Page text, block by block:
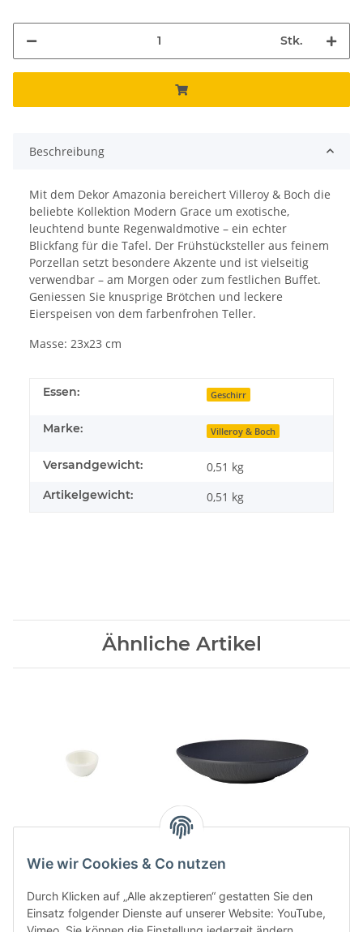
Stk.
Beschreibung
Mit dem Dekor Amazonia bereichert Villeroy & Boch die
beliebte Kollektion Modern Grace um exotische,
leuchtend bunte Regenwaldmotive – ein echter
Blickfang für die Tafel. Der Frühstücksteller aus feinem
Porzellan setzt besondere Akzente und ist vielseitig
verwendbar – am Morgen oder zum festlichen Buffet.
Geniessen Sie knusprige Brötchen und leckere
Eierspeisen von dem farbenfrohen Teller.
Masse: 23x23 cm
Essen: Geschirr
Marke: Villeroy & Boch
Versandgewicht: 0,51 kg
Artikelgewicht: 0,51 kg
Ähnliche Artikel
Dipschaelchen
19,90 CHF*
32,90 CHF
Wie wir Cookies & Co nutzen
Durch Klicken auf „Alle akzeptieren“ gestatten Sie den
Einsatz folgender Dienste auf unserer Website: YouTube,